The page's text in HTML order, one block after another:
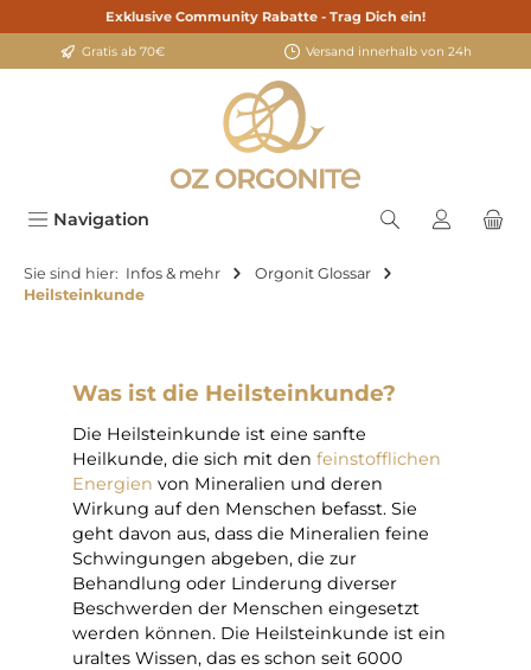
springenExklusive Community Rabatte - Trag Dich ein!
Gratis ab 70€ Versand innerhalb von 24h
Navigation
Sie sind hier: Infos & mehr
Orgonit Glossar
Heilsteinkunde
Was ist die Heilsteinkunde?
Die Heilsteinkunde ist eine sanfte
Heilkunde, die sich mit den feinstofflichen
Energien von Mineralien und deren
Wirkung auf den Menschen befasst. Sie
geht davon aus, dass die Mineralien feine
Schwingungen abgeben, die zur
Behandlung oder Linderung diverser
Beschwerden der Menschen eingesetzt
werden können. Die Heilsteinkunde ist ein
uraltes Wissen, das es schon seit 6000